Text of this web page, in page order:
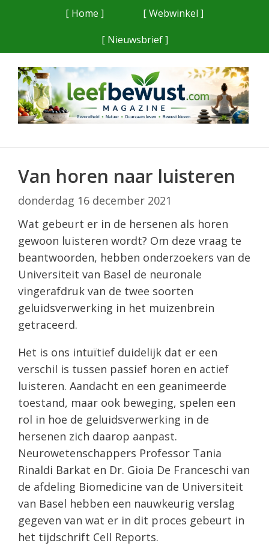
[ Home ]
[ Webwinkel ]
[ Nieuwsbrief ]
Van horen naar luisteren
donderdag 16 december 2021
Wat gebeurt er in de hersenen als horen
gewoon luisteren wordt? Om deze vraag te
beantwoorden, hebben onderzoekers van de
Universiteit van Basel de neuronale
vingerafdruk van de twee soorten
geluidsverwerking in het muizenbrein
getraceerd.
Het is ons intuïtief duidelijk dat er een
verschil is tussen passief horen en actief
luisteren. Aandacht en een geanimeerde
toestand, maar ook beweging, spelen een
rol in hoe de geluidsverwerking in de
hersenen zich daarop aanpast.
Neurowetenschappers Professor Tania
Rinaldi Barkat en Dr. Gioia De Franceschi van
de afdeling Biomedicine van de Universiteit
van Basel hebben een nauwkeurig verslag
gegeven van wat er in dit proces gebeurt in
het tijdschrift Cell Reports.